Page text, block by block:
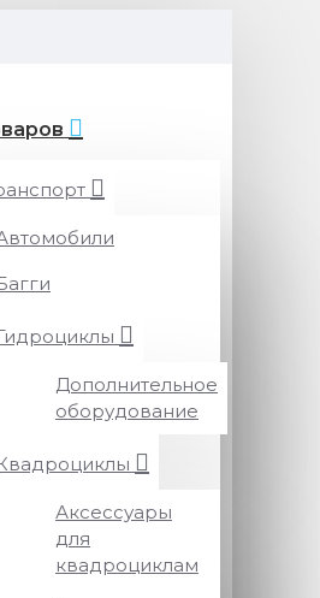
Дополнительное
оборудование
Аксессуары
для
квадроциклам